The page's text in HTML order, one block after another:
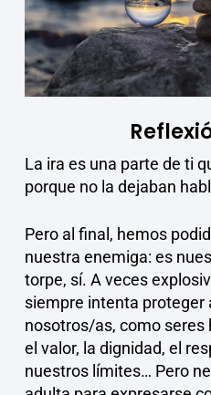
La ira es una parte de ti
porque no la dejaban
Pero al final, hemos
nuestra enemiga: es
torpe, sí. A veces
siempre intenta proteger
nosotros/as, como seres
el valor, la dignidad, el
nuestros límites… Pero